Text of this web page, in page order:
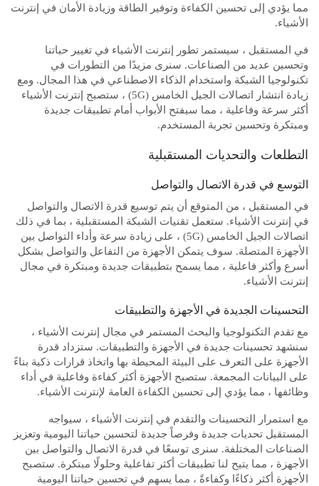
مما يؤدي إلى تحسين الكفاءة وتوفير الطاقة وزيادة الأمان في إنترنت
الأشياء.
في المستقبل ، سيستمر تطور إنترنت الأشياء في تغيير حياتنا
وتحسين عديد من الصناعات. سنرى مزيدًا من التطورات في
تكنولوجيا الشبكة واستخدام الذكاء الاصطناعي في هذا المجال. ومع
زيادة انتشار اتصالات الجيل الخامس (5G) ، ستصبح إنترنت الأشياء
أكثر سرعة وفاعلية ، مما سيفتح الأبواب أمام تطبيقات جديدة
ومبتكرة وتحسين تجربة المستخدم.
التطلعات والتحديات المستقبلية
التوسع في قدرة الاتصال والتواصل
في المستقبل ، من المتوقع أن يتم توسيع قدرة الاتصال والتواصل
في إنترنت الأشياء. ستعمل تقنيات الشبكة المستقبلية ، بما في ذلك
اتصالات الجيل الخامس (5G) ، على زيادة سرعة وأداء التواصل بين
الأجهزة المتصلة. سوف يتمكن الأجهزة من التفاعل والتواصل بشكل
أسرع وأكثر فاعلية ، مما يسمح بتطبيقات جديدة ومبتكرة في مجال
إنترنت الأشياء.
التحسينات الجديدة في الأجهزة والتطبيقات
مع تقدم التكنولوجيا والبحث المستمر في مجال إنترنت الأشياء ،
سنشهد تحسينات جديدة في الأجهزة والتطبيقات. ستزداد قدرة
الأجهزة على التعرف على البيئة المحيطة بها واتخاذ قرارات ذكية بناءً
على البيانات المجمعة. ستصبح الأجهزة أكثر كفاءة وفاعلية في أداء
وظائفها ، مما يؤدي إلى تحسين الكفاءة العامة لإنترنت الأشياء.
مع استمرار التحسينات والتقدم في إنترنت الأشياء ، سيواجه
المستقبل تحديات جديدة وفرصاً جديدة لتحسين حياتنا اليومية وتعزيز
الصناعات المختلفة. سنرى توسعًا في قدرة الاتصال والتواصل بين
الأجهزة ، مما يتيح لنا تطبيقات أكثر تفاعلية وحلولًا مبتكرة. ستصبح
الأجهزة أكثر ذكاءًا وكفاءةً ، مما يسهم في تحسين حياتنا اليومية